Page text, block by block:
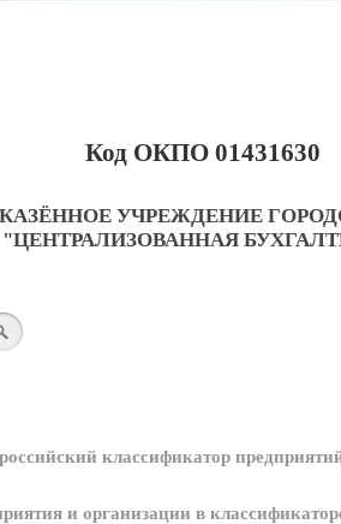
Код ОКПО 01431630
УЧРЕЖДЕНИЕ
"ЦЕНТРАЛИЗОВАННАЯ
классификатор
и организации в